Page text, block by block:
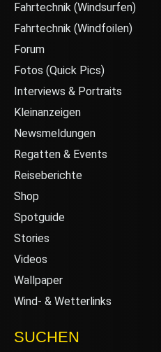
Fahrtechnik (Windsurfen)
Fahrtechnik (Windfoilen)
Forum
Fotos (Quick Pics)
Interviews & Portraits
Kleinanzeigen
Newsmeldungen
Regatten & Events
Reiseberichte
Shop
Spotguide
Stories
Videos
Wallpaper
Wind- & Wetterlinks
SUCHEN